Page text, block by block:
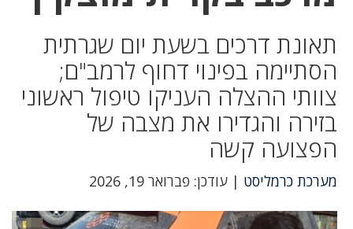
תאונת דרכים בשעת יום שגרתית
הסתיימה בפינוי דחוף לרמב"ם;
צוותי ההצלה העניקו טיפול ראשוני
בזירה והגדירו את מצבה של
הפצועה קשה
מערכת כרמליסט | עודכן: פברואר 19, 2026